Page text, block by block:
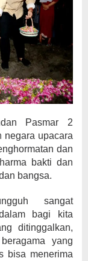
Pasmar 2
negara upacara
dan
bakti dan
bangsa.
sangat
bagi kita
ditinggalkan,
yang
bisa menerima